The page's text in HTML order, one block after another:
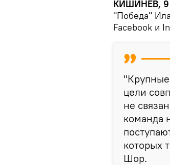
КИШИНЕВ, 9
"Победа"
Facebook и
"Крупные
цели
не
команда
которых
Шор.